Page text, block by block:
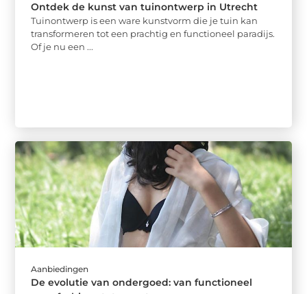
Ontdek de kunst van tuinontwerp in Utrecht
Tuinontwerp is een ware kunstvorm die je tuin kan
transformeren tot een prachtig en functioneel paradijs.
Of je nu een ...
Aanbiedingen
De evolutie van ondergoed: van functioneel